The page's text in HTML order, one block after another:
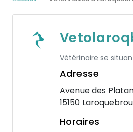
Vétérinaire se
Adresse
Avenue des
15150 Laroquebrou
Horaires